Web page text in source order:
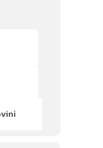
na rate
proizvodi